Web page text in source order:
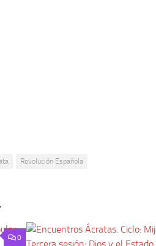
Revolución Española
0